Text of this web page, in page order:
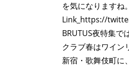
を気になりますね。
Link_https://
BRUTUS夜特集で
クラブ春はワイン
新宿・歌舞伎町に